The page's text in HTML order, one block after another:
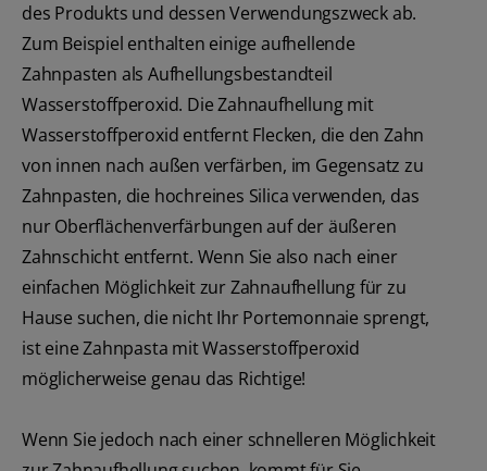
des Produkts und dessen Verwendungszweck ab.
Zum Beispiel enthalten einige aufhellende
Zahnpasten als Aufhellungsbestandteil
Wasserstoffperoxid. Die Zahnaufhellung mit
Wasserstoffperoxid entfernt Flecken, die den Zahn
von innen nach außen verfärben, im Gegensatz zu
Zahnpasten, die hochreines Silica verwenden, das
nur Oberflächenverfärbungen auf der äußeren
Zahnschicht entfernt. Wenn Sie also nach einer
einfachen Möglichkeit zur Zahnaufhellung für zu
Hause suchen, die nicht Ihr Portemonnaie sprengt,
ist eine Zahnpasta mit Wasserstoffperoxid
möglicherweise genau das Richtige!
Wenn Sie jedoch nach einer schnelleren Möglichkeit